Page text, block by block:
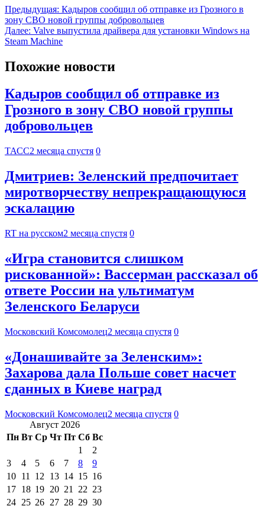
Предыдущая: Кадыров сообщил об отправке из Грозного в
зону СВО новой группы добровольцев
Далее: Valve выпустила драйвера для установки Windows на
Steam Machine
Похожие новости
Кадыров сообщил об отправке из
Грозного в зону СВО новой группы
добровольцев
ТАСС2 месяца спустя 0
Дмитриев: Зеленский предпочитает
миротворчеству непрекращающуюся
эскалацию
RT на русском2 месяца спустя 0
«Игра становится слишком
рискованной»: Вассерман рассказал об
ответе России на ультиматум
Зеленского Беларуси
Московский Комсомолец2 месяца спустя 0
«Донашивайте за Зеленским»:
Захарова дала Польше совет насчет
сданных в Киеве наград
Московский Комсомолец2 месяца спустя 0
Август 2026
Пн Вт Ср Чт Пт Сб Вс
1
2
3
4 5 6 7 8
9
10 11 12 13 14 15 16
17 18 19 20 21 22 23
24 25 26 27 28 29 30